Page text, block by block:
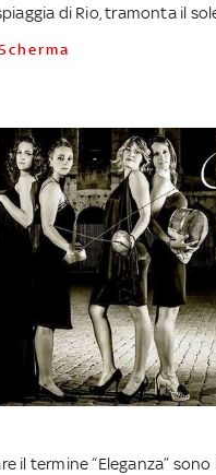
di Rio, tramonta il
il termine “Eleganza”